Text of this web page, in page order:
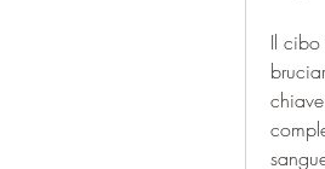
Il cibo